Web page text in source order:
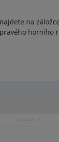
na
horního